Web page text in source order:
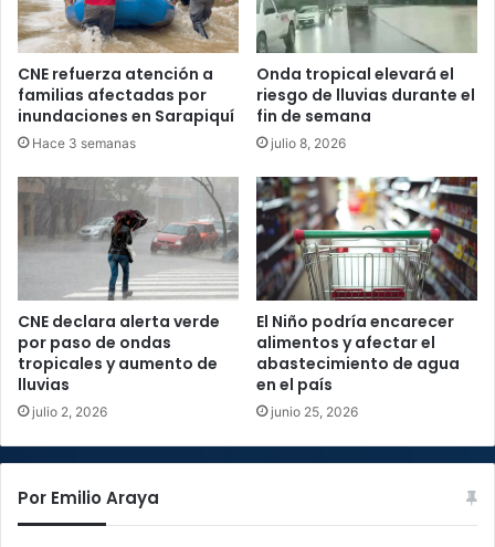
CNE refuerza atención a
familias afectadas por
inundaciones en Sarapiquí
Hace 3 semanas
Onda tropical elevará el
riesgo de lluvias durante el
fin de semana
julio 8, 2026
CNE declara alerta verde
por paso de ondas
tropicales y aumento de
lluvias
julio 2, 2026
El Niño podría encarecer
alimentos y afectar el
abastecimiento de agua
en el país
junio 25, 2026
Por Emilio Araya